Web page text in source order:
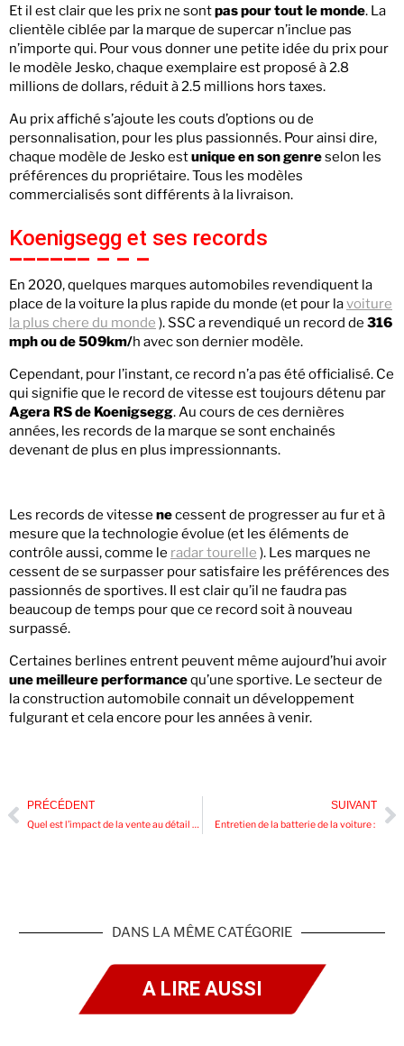
Et il est clair que les prix ne sontpas pour tout le monde. La
clientèle ciblée par la marque de supercar n’inclue pas
n’importe qui. Pour vous donner une petite idée du prix pour
le modèle Jesko, chaque exemplaire est proposé à 2.8
millions de dollars, réduit à 2.5 millions hors taxes.
Au prix affiché s’ajoute les couts d’options ou de
personnalisation, pour les plus passionnés. Pour ainsi dire,
chaque modèle de Jesko estunique en son genreselon les
préférences du propriétaire. Tous les modèles
commercialisés sont différents à la livraison.
Koenigsegg et ses records
En 2020, quelques marques automobiles revendiquent la
place de la voiture la plus rapide du monde (et pour lavoiture
la plus chere du monde ). SSC a revendiqué un record de 316
mph ou de 509km/h avec son dernier modèle.
Cependant, pour l’instant, ce record n’a pas été officialisé. Ce
qui signifie que le record de vitesse est toujours détenu par
Agera RS de Koenigsegg. Au cours de ces dernières
années, les records de la marque se sont enchainés
devenant de plus en plus impressionnants.
Les records de vitesse necessent de progresser au fur et à
mesure que la technologie évolue (et les éléments de
contrôle aussi, comme le radar tourelle ). Les marques ne
cessent de se surpasser pour satisfaire les préférences des
passionnés de sportives. Il est clair qu’il ne faudra pas
beaucoup de temps pour que ce record soit à nouveau
surpassé.
Certaines berlines entrent peuvent même aujourd’hui avoir
une meilleure performancequ’une sportive. Le secteur de
la construction automobile connait un développement
fulgurant et cela encore pour les années à venir.
PRÉCÉDENT
Quel est l’impact de la vente au détail en ligne sur la chaîne d’approvisionnement traditionnelle
SUIVANT
Entretien de la batterie de la voiture :
DANS LA MÊME CATÉGORIE
A LIRE AUSSI